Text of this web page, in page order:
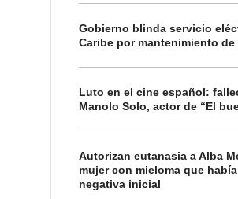
Gobierno blinda servicio
Caribe por mantenimiento de
Luto en el cine español:
Manolo Solo, actor de “El
Autorizan eutanasia a Alba
mujer con mieloma que
negativa inicial